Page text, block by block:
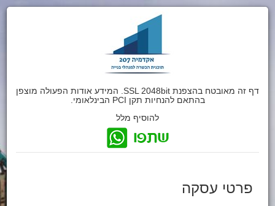
דף זה מאובטח בהצפנת SSL 2048bit. המידע אודות הפעולה מוצפן
בהתאם להנחיות תקן PCI הבינלאומי.
להוסיף מלל
פרטי עסקה